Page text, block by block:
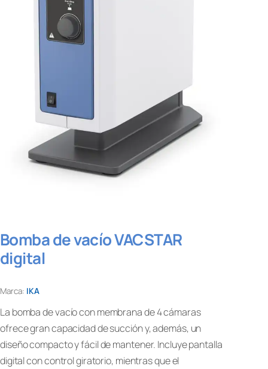
Bomba de vacío VACSTAR
digital
Marca: IKA
La bomba de vacío con membrana de 4 cámaras
ofrece gran capacidad de succión y, además, un
diseño compacto y fácil de mantener. Incluye pantalla
digital con control giratorio, mientras que el